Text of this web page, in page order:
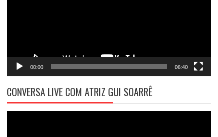
00:00 06:40
CONVERSA LIVE COM ATRIZ GUI SOARRÊ